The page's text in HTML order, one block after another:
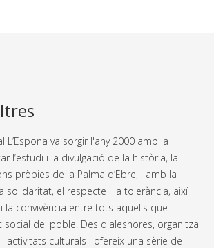
L’Espona va sorgir l'any 2000 amb la
l’estudi i la divulgació de la història, la
pròpies de la Palma d’Ebre, i amb la
solidaritat, el respecte i la tolerància, així
la convivència entre tots aquells que
del poble. Des d'aleshores, organitza
activitats culturals i ofereix una sèrie de